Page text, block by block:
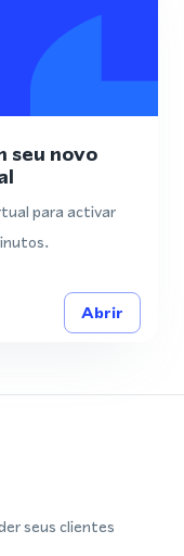
novo
para activar
Abrir
seus clientes